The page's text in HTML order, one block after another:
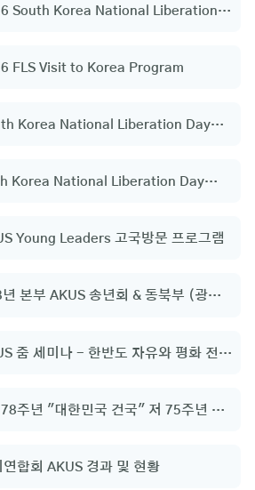
South Korea National Liberation
FLS Visit to Korea Program
Korea National Liberation Day
Korea National Liberation Day
Young Leaders 고국방문 프로그램
본부 AKUS 송년회 & 동북부 (광역)
줌 세미나 - 한반도 자유와 평화 전략
주년 "대한민국 건국" 저 75주년 기
연합회 AKUS 경과 및 현황